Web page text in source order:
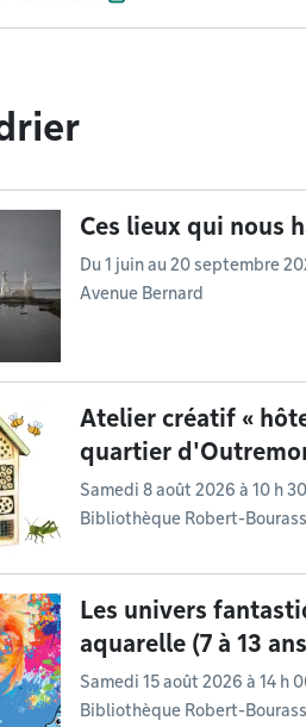
Ces lieux qui nous
Du 1 juinau 20 septembre
Avenue Bernard
Atelier créatif «
quartier
Samedi 8 août 2026 à 10 h 30
Bibliothèque Robert-
Les univers
aquarelle (7 à 13
Samedi 15 août 2026 à 14 h
Bibliothèque Robert-